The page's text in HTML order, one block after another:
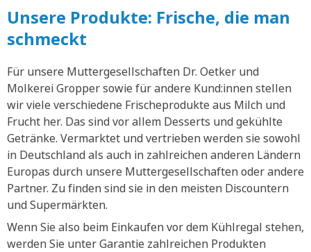
Unsere Produkte: Frische, die man
schmeckt
Für unsere Muttergesellschaften Dr. Oetker und
Molkerei Gropper sowie für andere Kund:innen stellen
wir viele verschiedene Frischeprodukte aus Milch und
Frucht her. Das sind vor allem Desserts und gekühlte
Getränke. Vermarktet und vertrieben werden sie sowohl
in Deutschland als auch in zahlreichen anderen Ländern
Europas durch unsere Muttergesellschaften oder andere
Partner. Zu finden sind sie in den meisten Discountern
und Supermärkten.
Wenn Sie also beim Einkaufen vor dem Kühlregal stehen,
werden Sie unter Garantie zahlreichen Produkten